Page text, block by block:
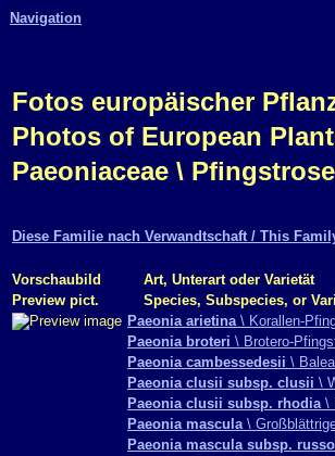
Navigation
Fotos europäischer
Photos of European
Paeoniaceae \
Diese Familie nach Verwandtschaft / This
Vorschaubild Art, Unterart oder Varietät
Preview pict.
Species, Subspecies, or
Paeonia arietina\ Korallen-
Paeonia broteri \ Brotero-
Paeonia cambessedesii \
Paeonia clusii subsp. clusii \
Paeonia clusii subsp. rhodia\
Paeonia mascula\
Paeonia mascula subsp.